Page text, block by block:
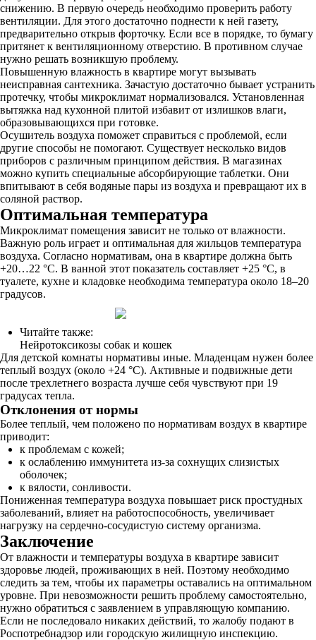
снижению. В первую очередь необходимо проверить работу
вентиляции. Для этого достаточно поднести к ней газету,
предварительно открыв форточку. Если все в порядке, то бумагу
притянет к вентиляционному отверстию. В противном случае
нужно решать возникшую проблему.
Повышенную влажность в квартире могут вызывать
неисправная сантехника. Зачастую достаточно бывает устранить
протечку, чтобы микроклимат нормализовался. Установленная
вытяжка над кухонной плитой избавит от излишков влаги,
образовывающихся при готовке.
Осушитель воздуха поможет справиться с проблемой, если
другие способы не помогают. Существует несколько видов
приборов с различным принципом действия. В магазинах
можно купить специальные абсорбирующие таблетки. Они
впитывают в себя водяные пары из воздуха и превращают их в
соляной раствор.
Оптимальная температура
Микроклимат помещения зависит не только от влажности.
Важную роль играет и оптимальная для жильцов температура
воздуха. Согласно нормативам, она в квартире должна быть
+20…22 °C. В ванной этот показатель составляет +25 °C, в
туалете, кухне и кладовке необходима температура около 18–20
градусов.
Читайте также:
Нейротоксикозы собак и кошек
Для детской комнаты нормативы иные. Младенцам нужен более
теплый воздух (около +24 °C). Активные и подвижные дети
после трехлетнего возраста лучше себя чувствуют при 19
градусах тепла.
Отклонения от нормы
Более теплый, чем положено по нормативам воздух в квартире
приводит:
к проблемам с кожей;
к ослаблению иммунитета из-за сохнущих слизистых
оболочек;
к вялости, сонливости.
Пониженная температура воздуха повышает риск простудных
заболеваний, влияет на работоспособность, увеличивает
нагрузку на сердечно-сосудистую систему организма.
Заключение
От влажности и температуры воздуха в квартире зависит
здоровье людей, проживающих в ней. Поэтому необходимо
следить за тем, чтобы их параметры оставались на оптимальном
уровне. При невозможности решить проблему самостоятельно,
нужно обратиться с заявлением в управляющую компанию.
Если не последовало никаких действий, то жалобу подают в
Роспотребнадзор или городскую жилищную инспекцию.